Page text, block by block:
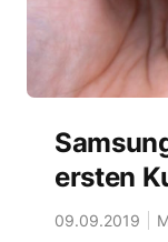
ersten
09.09.2019